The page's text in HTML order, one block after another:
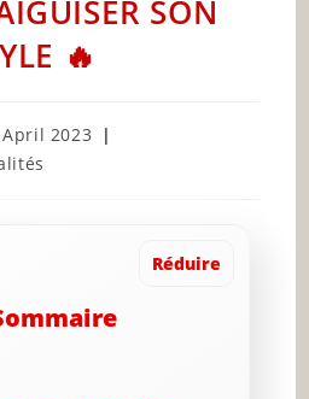
SON
🔥
2023
Réduire